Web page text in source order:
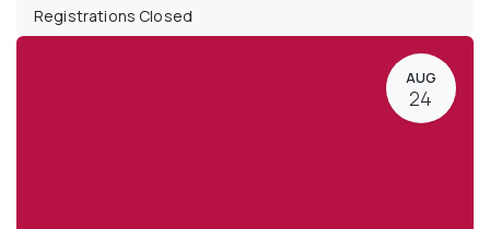
Registrations Closed
AUG
24